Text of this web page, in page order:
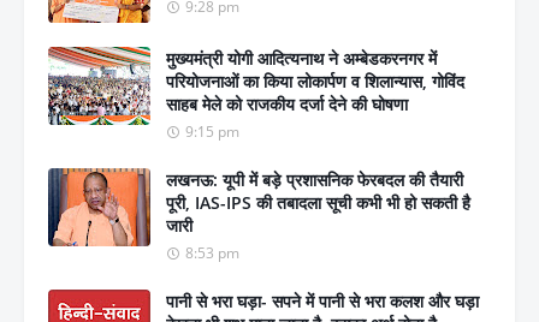
9:28 pm
मुख्यमंत्री योगी आदित्यनाथ ने अम्बेडकरनगर में
परियोजनाओं का किया लोकार्पण व शिलान्यास, गोविंद
साहब मेले को राजकीय दर्जा देने की घोषणा
9:15 pm
लखनऊ: यूपी में बड़े प्रशासनिक फेरबदल की तैयारी
पूरी, IAS-IPS की तबादला सूची कभी भी हो सकती है
जारी
8:53 pm
पानी से भरा घड़ा- सपने में पानी से भरा कलश और घड़ा